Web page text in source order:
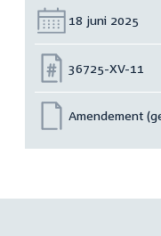
Datum:
18 juni 2025
Nummer:
36725-XV-11
Amendement